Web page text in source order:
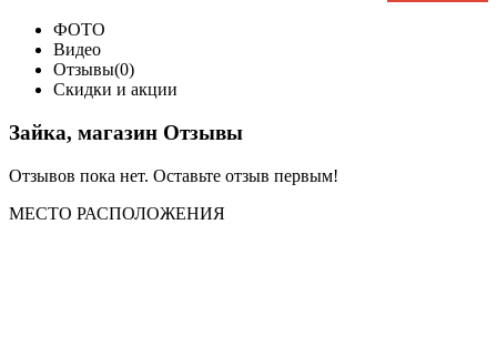
ФОТО
Видео
Отзывы(0)
Скидки и акции
Зайка, магазин Отзывы
Отзывов пока нет. Оставьте отзыв первым!
МЕСТО РАСПОЛОЖЕНИЯ